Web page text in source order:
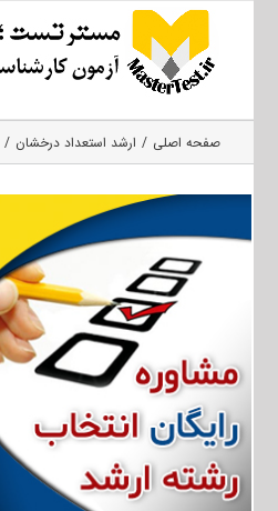
صفحه اصلی ارشد استعداد درخشان